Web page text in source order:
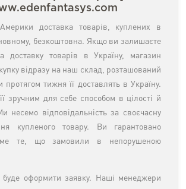
доставка товарів, куплених в
безкоштовна. Якщо ви залишаєте
доставку товарів в Україну, магазин
відразу на наш склад, розташований
тижня її доставлять в Україну.
зручним для себе способом в цілості й
несемо відповідальність за своєчасну
купленого товару. Ви гарантовано
те, що замовили в непорушеною
оформити заявку. Наші менеджери